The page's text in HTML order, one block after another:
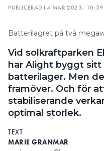
Hantera
Lediga jobb
Annonsera
Läs E-
Om tidningen
Personuppgifter
PUBLICERAD 14 MAR 2023, 10:59
Batterilagret på två
Vid solkraftparken
har Alight byggt sitt
batterilager. Men
framöver. Och för
stabiliserande
optimal storlek.
TEXT
MARIE GRANMAR